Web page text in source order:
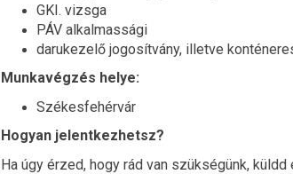
GKI. vizsga
PÁV alkalmassági
darukezelő jogosítvány, illetve
Munkavégzés helye:
Székesfehérvár
Hogyan jelentkezhetsz?
Ha úgy érzed, hogy rád van szükségünk,